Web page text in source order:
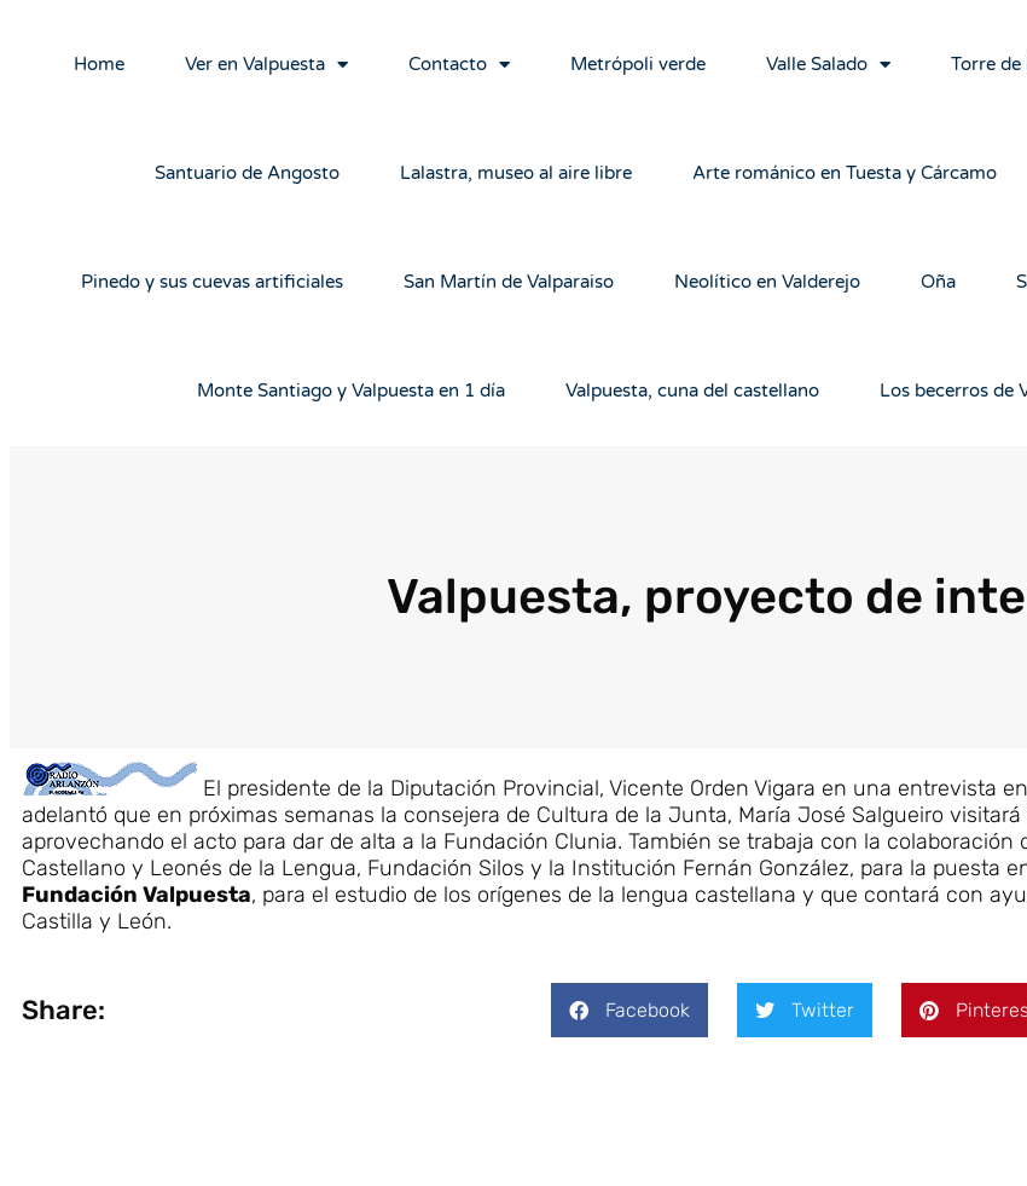
Home Ver en Valpuesta Contacto Metrópoli verde Valle Salado Torre de
Santuario de Angosto Lalastra, museo al aire libre Arte románico en Tuesta y Cárcamo
Pinedo y sus cuevas artificiales San Martín de Valparaiso Neolítico en Valderejo Oña
Monte Santiago y Valpuesta en 1 día Valpuesta, cuna del castellano Los becerros de
Valpuesta, proyecto de
El presidente de la Diputación Provincial, Vicente Orden Vigara en una entrevista
adelantó que en próximas semanas la consejera de Cultura de la Junta, María José Salgueiro visitará
aprovechando el acto para dar de alta a la Fundación Clunia. También se trabaja con la colaboración
Castellano y Leonés de la Lengua, Fundación Silos y la Institución Fernán González, para la puesta
Fundación Valpuesta, para el estudio de los orígenes de la lengua castellana y que contará con
Castilla y León.
Share: Facebook Twitter